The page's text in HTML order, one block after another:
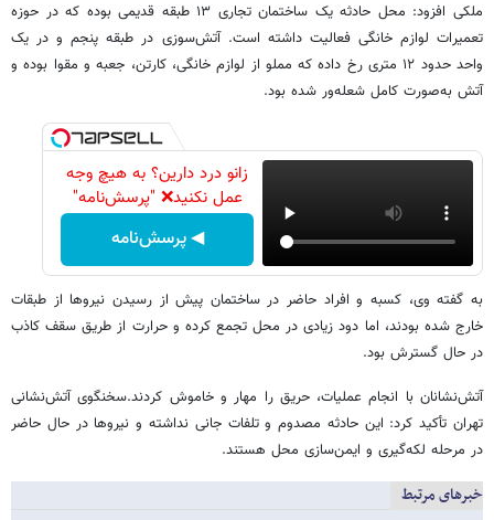
ملکی افزود: محل حادثه یک ساختمان تجاری ۱۳ طبقه قدیمی بوده که در حوزه
تعمیرات لوازم خانگی فعالیت داشته است. آتش‌سوزی در طبقه پنجم و در یک
واحد حدود ۱۲ متری رخ داده که مملو از لوازم خانگی، کارتن، جعبه و مقوا بوده و
آتش به‌صورت کامل شعله‌ور شده بود.
زانو درد دارین؟ به هیچ وجه
عمل نکنید❌ "پرسش‌نامه"
◀ پرسش‌نامه
به گفته وی، کسبه و افراد حاضر در ساختمان پیش از رسیدن نیروها از طبقات
خارج شده بودند، اما دود زیادی در محل تجمع کرده و حرارت از طریق سقف کاذب
در حال گسترش بود.
آتش‌نشانان با انجام عملیات، حریق را مهار و خاموش کردند.سخنگوی آتش‌نشانی
تهران تأکید کرد: این حادثه مصدوم و تلفات جانی نداشته و نیروها در حال حاضر
در مرحله لکه‌گیری و ایمن‌سازی محل هستند.
خبرهای مرتبط